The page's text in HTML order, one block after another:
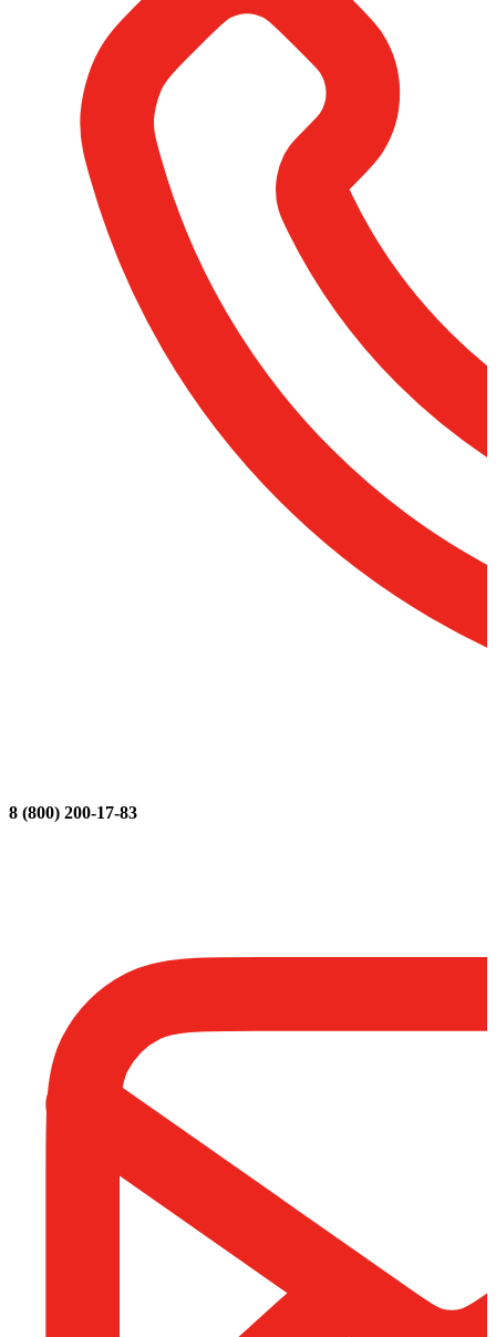
8 (800) 200-17-83